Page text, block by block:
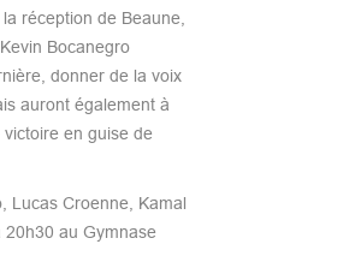
réception de Beaune,
Bocanegro
donner de la voix
auront également à
en guise de
Lucas Croenne, Kamal
20h30 au Gymnase